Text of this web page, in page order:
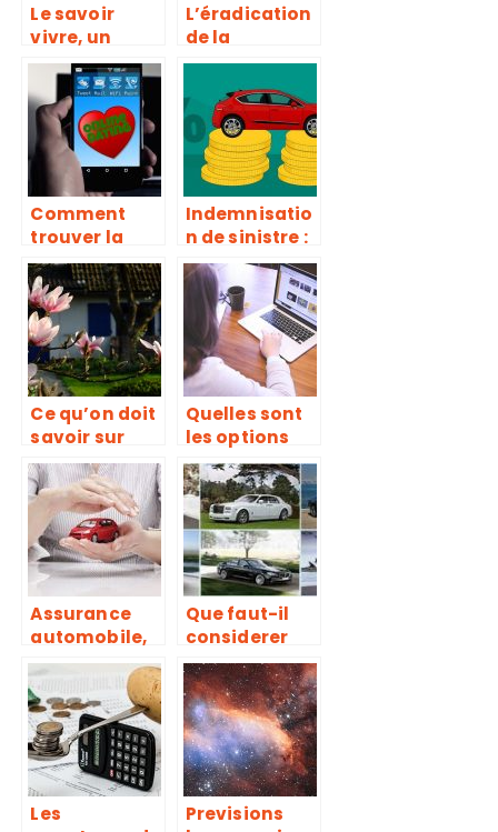
Le savoir
vivre, un
impératif
dans certains
milieux
L’éradication
de la
drépanocyto
se : un défi à
relever
Comment
trouver la
personne
idéale dans
sa vie ?
Indemnisatio
n de sinistre :
comment
contester la
decision de
l’assureur
auto ?
Ce qu’on doit
savoir sur
l’abri de
jardin
Quelles sont
les options
apres un Bac
STMG ?
Assurance
automobile,
pourquoi est-
ce necessaire
?
Que faut-il
considerer
comme
criteres pour
acheter une
automobile ?
Les
Previsions